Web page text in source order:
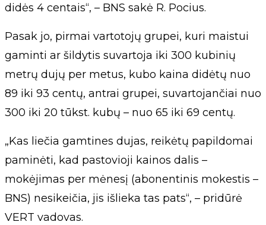
didės 4 centais“, – BNS sakė R. Pocius.
Pasak jo, pirmai vartotojų grupei, kuri maistui
gaminti ar šildytis suvartoja iki 300 kubinių
metrų dujų per metus, kubo kaina didėtų nuo
89 iki 93 centų, antrai grupei, suvartojančiai nuo
300 iki 20 tūkst. kubų – nuo 65 iki 69 centų.
„Kas liečia gamtines dujas, reikėtų papildomai
paminėti, kad pastovioji kainos dalis –
mokėjimas per mėnesį (abonentinis mokestis –
BNS) nesikeičia, jis išlieka tas pats“, – pridūrė
VERT vadovas.